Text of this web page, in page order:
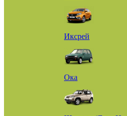
Иксрей
Ока